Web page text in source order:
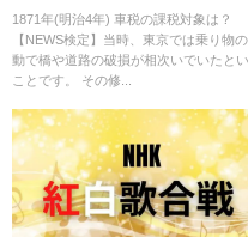
1871年(明治4年) 車税の課税対象は？
【NEWS検定】当時、東京では乗り物
動で橋や道路の破損が相次いでいたとい
ことです。 その修...